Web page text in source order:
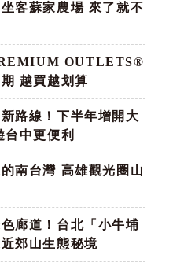
客蘇家農場 來了就不
OUTLETS®
越買越划算
路線！下半年增開大
台中更便利
南台灣 高雄觀光圈山
廊道！台北「小牛埔
郊山生態秘境